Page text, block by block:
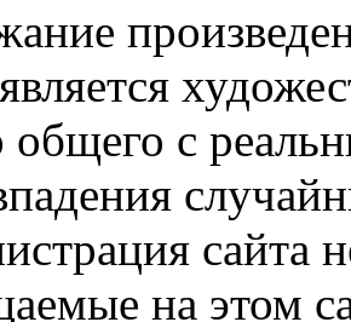
общего с
сайта
на этом